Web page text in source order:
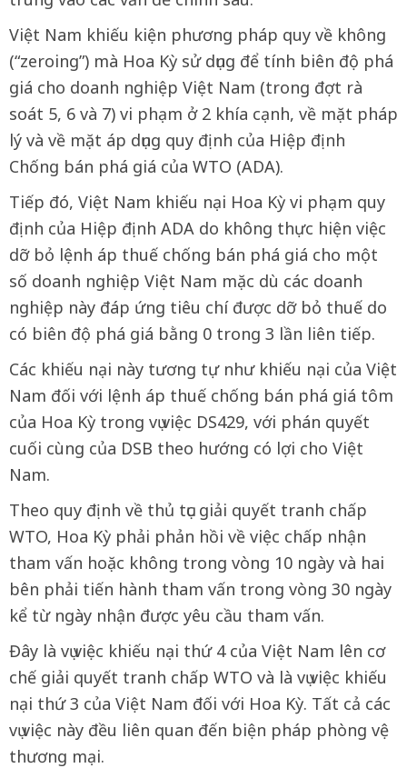
Việt Nam khiếu kiện phương pháp quy về không
(“zeroing”) mà Hoa Kỳ sử dụng để tính biên độ phá
giá cho doanh nghiệp Việt Nam (trong đợt rà
soát 5, 6 và 7) vi phạm ở 2 khía cạnh, về mặt pháp
lý và về mặt áp dụng quy định của Hiệp định
Chống bán phá giá của WTO (ADA).
Tiếp đó, Việt Nam khiếu nại Hoa Kỳ vi phạm quy
định của Hiệp định ADA do không thực hiện việc
dỡ bỏ lệnh áp thuế chống bán phá giá cho một
số doanh nghiệp Việt Nam mặc dù các doanh
nghiệp này đáp ứng tiêu chí được dỡ bỏ thuế do
có biên độ phá giá bằng 0 trong 3 lần liên tiếp.
Các khiếu nại này tương tự như khiếu nại của Việt
Nam đối với lệnh áp thuế chống bán phá giá tôm
của Hoa Kỳ trong vụ việc DS429, với phán quyết
cuối cùng của DSB theo hướng có lợi cho Việt
Nam.
Theo quy định về thủ tục giải quyết tranh chấp
WTO, Hoa Kỳ phải phản hồi về việc chấp nhận
tham vấn hoặc không trong vòng 10 ngày và hai
bên phải tiến hành tham vấn trong vòng 30 ngày
kể từ ngày nhận được yêu cầu tham vấn.
Đây là vụ việc khiếu nại thứ 4 của Việt Nam lên cơ
chế giải quyết tranh chấp WTO và là vụ việc khiếu
nại thứ 3 của Việt Nam đối với Hoa Kỳ. Tất cả các
vụ việc này đều liên quan đến biện pháp phòng vệ
thương mại.